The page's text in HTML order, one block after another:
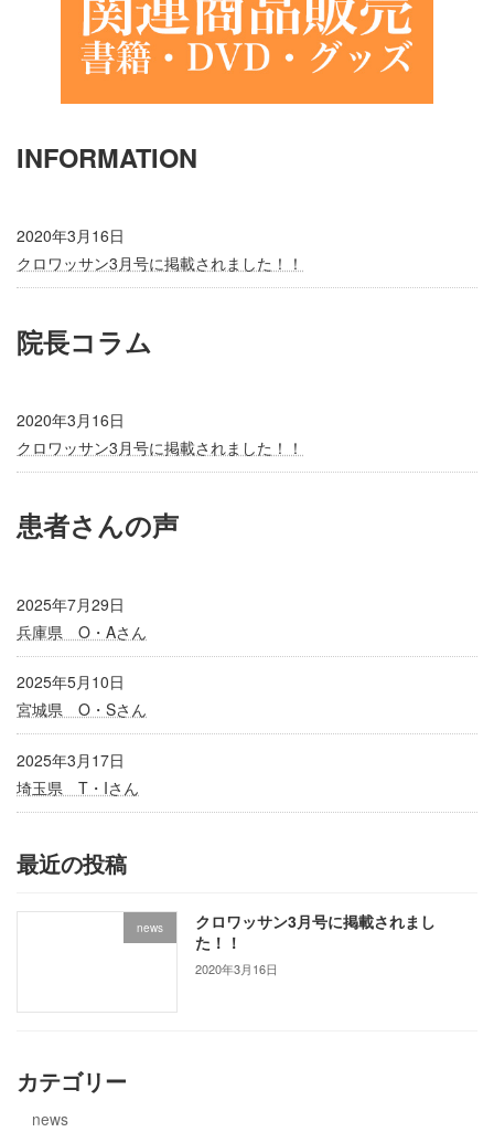
INFORMATION
2020年3月16日
クロワッサン3月号に掲載されました！！
院長コラム
2020年3月16日
クロワッサン3月号に掲載されました！！
患者さんの声
2025年7月29日
兵庫県 O・Aさん
2025年5月10日
宮城県 O・Sさん
2025年3月17日
埼玉県 T・Iさん
最近の投稿
news
クロワッサン3月号に掲載されまし
た！！
2020年3月16日
カテゴリー
news